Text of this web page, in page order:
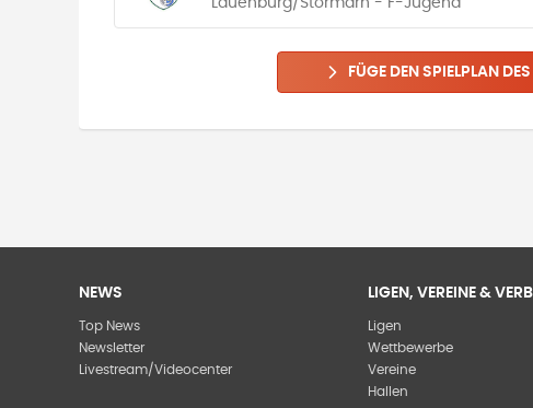
Lauenburg/Stormarn - F-Jugend
FÜGE DEN SPIELPLAN
NEWS
Top News
Newsletter
Livestream/Videocenter
LIGEN, VEREINE &
Ligen
Wettbewerbe
Vereine
Hallen